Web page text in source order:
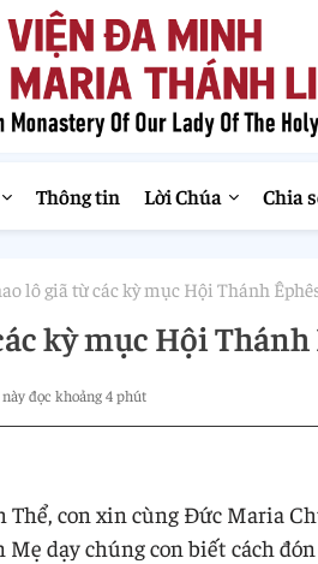
Thông tin Lời Chúa Chia
lô giã từ các kỳ mục Hội Thánh
kỳ mục Hội Thánh
đọc khoảng 4 phút
Thể, con xin cùng Đức Maria
dạy chúng con biết cách